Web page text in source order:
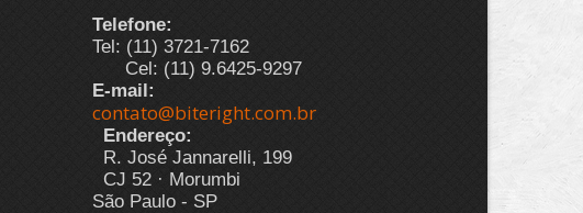
Telefone:
Tel: (11) 3721-7162
Cel: (11) 9.6425-9297
E-mail:
contato@biteright.com.br
Endereço:
R. José Jannarelli, 199
CJ 52 · Morumbi
São Paulo - SP